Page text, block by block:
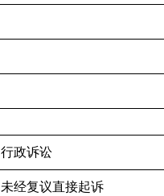
行政诉讼
未经复议直接起诉